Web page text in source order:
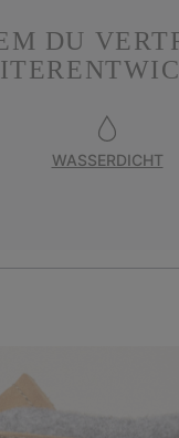
DU
WASSERDICHT